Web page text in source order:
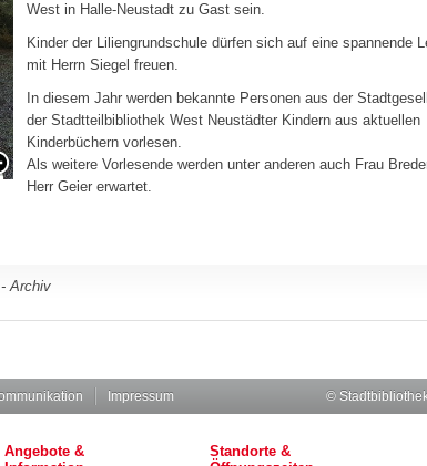
West in Halle-Neustadt zu Gast sein.
Kinder der Liliengrundschule dürfen sich auf eine spannende
mit Herrn Siegel freuen.
In diesem Jahr werden bekannte Personen aus der
der Stadtteilbibliothek West Neustädter Kindern aus aktuellen
Kinderbüchern vorlesen.
Als weitere Vorlesende werden unter anderen auch Frau
Herr Geier erwartet.
Archiv
Impressum ©
Angebote &
Standorte &